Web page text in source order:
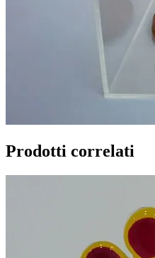
Prodotti correlati